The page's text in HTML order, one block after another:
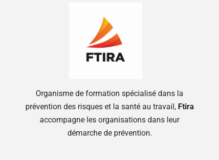
Organisme de formation spécialisé dans la
prévention des risques et la santé au travail, Ftira
accompagne les organisations dans leur
démarche de prévention.